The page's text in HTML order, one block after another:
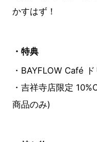
かすはず！
・特典
・BAYFLOW Café
・吉祥寺店限定
商品のみ)